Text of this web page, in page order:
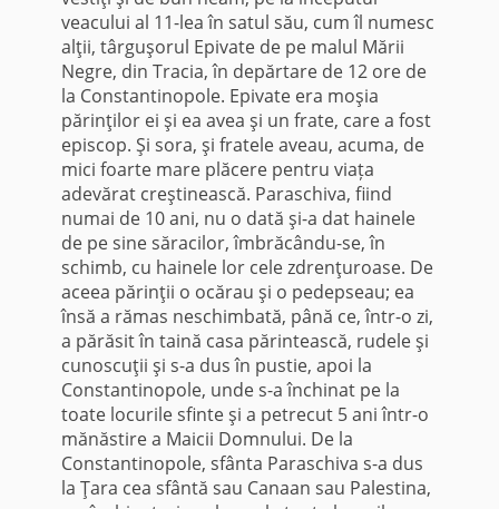
veacului al 11-lea în satul său, cum îl numesc
alţii, târguşorul Epivate de pe malul Mării
Negre, din Tracia, în depărtare de 12 ore de
la Constantinopole. Epivate era moşia
părinţilor ei şi ea avea şi un frate, care a fost
episcop. Şi sora, şi fratele aveau, acuma, de
mici foarte mare plăcere pentru viața
adevărat creştinească. Paraschiva, fiind
numai de 10 ani, nu o dată şi-a dat hainele
de pe sine săracilor, îmbrăcându-se, în
schimb, cu hainele lor cele zdrenţuroase. De
aceea părinţii o ocărau şi o pedepseau; ea
însă a rămas neschimbată, până ce, într-o zi,
a părăsit în taină casa părintească, rudele şi
cunoscuţii şi s-a dus în pustie, apoi la
Constantinopole, unde s-a închinat pe la
toate locurile sfinte şi a petrecut 5 ani într-o
mănăstire a Maicii Domnului. De la
Constantinopole, sfânta Paraschiva s-a dus
la Ţara cea sfântă sau Canaan sau Palestina,